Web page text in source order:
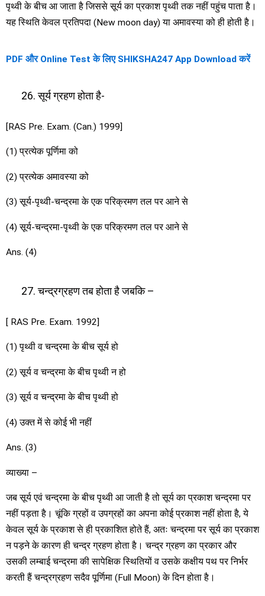
पृथ्वी के बीच आ जाता है जिससे सूर्य का प्रकाश पृथ्वी तक नहीं पहुंच पाता है।
यह स्थिति केवल प्रतिपदा (New moon day) या अमावस्या को ही होती है।
PDF और Online Test के लिए SHIKSHA247 App Download करें
सूर्य ग्रहण होता है-
[RAS Pre. Exam. (Can.) 1999]
(1) प्रत्येक पूर्णिमा को
(2) प्रत्येक अमावस्या को
(3) सूर्य-पृथ्वी-चन्द्रमा के एक परिक्रमण तल पर आने से
(4) सूर्य-चन्द्रमा-पृथ्वी के एक परिक्रमण तल पर आने से
Ans. (4)
चन्द्रग्रहण तब होता है जबकि –
[ RAS Pre. Exam. 1992]
(1) पृथ्वी व चन्द्रमा के बीच सूर्य हो
(2) सूर्य व चन्द्रमा के बीच पृथ्वी न हो
(3) सूर्य व चन्द्रमा के बीच पृथ्वी हो
(4) उक्त में से कोई भी नहीं
Ans. (3)
व्याख्या –
जब सूर्य एवं चन्द्रमा के बीच पृथ्वी आ जाती है तो सूर्य का प्रकाश चन्द्रमा पर
नहीं पड़ता है। चूंकि ग्रहों व उपग्रहों का अपना कोई प्रकाश नहीं होता है, ये
केवल सूर्य के प्रकाश से ही प्रकाशित होते हैं, अतः चन्द्रमा पर सूर्य का प्रकाश
न पड़ने के कारण ही चन्द्र ग्रहण होता है। चन्द्र ग्रहण का प्रकार और
उसकी लम्बाई चन्द्रमा की सापेक्षिक स्थितियों व उसके कक्षीय पथ पर निर्भर
करती हैं चन्द्रग्रहण सदैव पूर्णिमा (Full Moon) के दिन होता है।